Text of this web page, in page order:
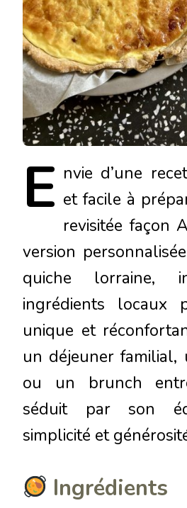
E nvie d’une
et facile à
revisitée façon
version
quiche lorraine,
ingrédients locaux
unique et
un déjeuner
ou un brunch
séduit par son
simplicité et
Ingrédients